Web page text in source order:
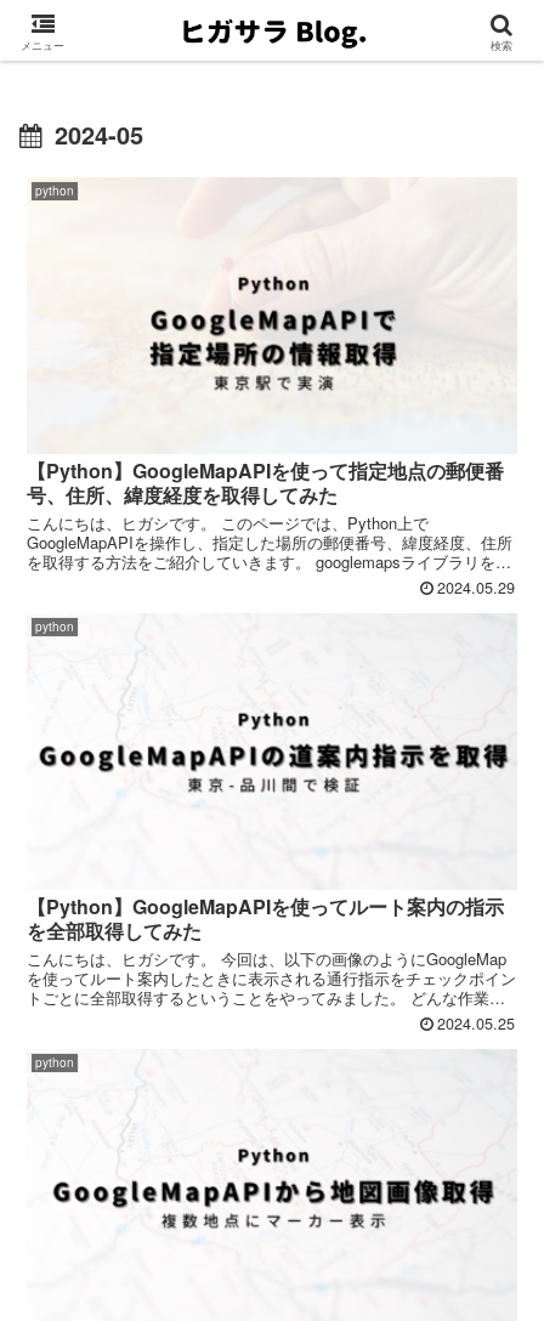
2024-05
python
【Python】GoogleMapAPIを使って指定地点の郵便番
号、住所、緯度経度を取得してみた
こんにちは、ヒガシです。 このページでは、Python上で
GoogleMapAPIを操作し、指定した場所の郵便番号、緯度経度、住所
を取得する方法をご紹介していきます。 googlemapsライブラリを使
2024.05.29
python
【Python】GoogleMapAPIを使ってルート案内の指示
を全部取得してみた
こんにちは、ヒガシです。 今回は、以下の画像のようにGoogleMap
を使ってルート案内したときに表示される通行指示をチェックポイン
トごとに全部取得するということをやってみました。 どんな作業を
2024.05.25
python
メニュー 検索